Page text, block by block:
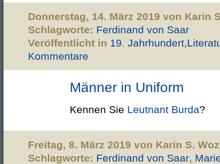
Donnerstag, 14. März 2019 von Karin
Schlagworte: Ferdinand von Saar
Veröffentlicht in 19. Jahrhundert,
Kommentare
Männer in Uniform
Kennen Sie Leutnant Burda?
Freitag, 8. März 2019 von Karin S.
Schlagworte: Ferdinand von Saar,